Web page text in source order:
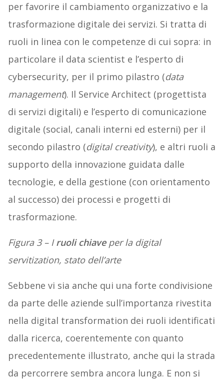
per favorire il cambiamento organizzativo e la
trasformazione digitale dei servizi. Si tratta di
ruoli in linea con le competenze di cui sopra: in
particolare il data scientist e l’esperto di
cybersecurity, per il primo pilastro (data
management). Il Service Architect (progettista
di servizi digitali) e l’esperto di comunicazione
digitale (social, canali interni ed esterni) per il
secondo pilastro (digital creativity), e altri ruoli a
supporto della innovazione guidata dalle
tecnologie, e della gestione (con orientamento
al successo) dei processi e progetti di
trasformazione.
Figura 3 – Iruoli chiaveper la digital
servitization, stato dell’arte
Sebbene vi sia anche qui una forte condivisione
da parte delle aziende sull’importanza rivestita
nella digital transformation dei ruoli identificati
dalla ricerca, coerentemente con quanto
precedentemente illustrato, anche qui la strada
da percorrere sembra ancora lunga. E non si